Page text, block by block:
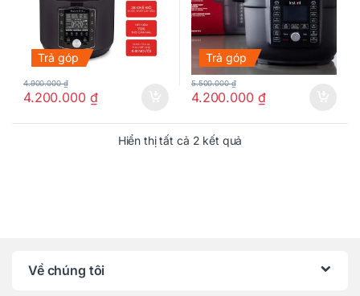
Trả góp
4.200.000 ₫
4.900.000₫
Trả góp
4.200.000 ₫
5.500.000₫
Hiển thị tất cả 2 kết quả
Về chúng tôi